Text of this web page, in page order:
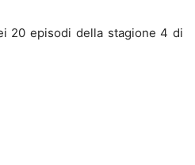
20 episodi della stagione 4 di